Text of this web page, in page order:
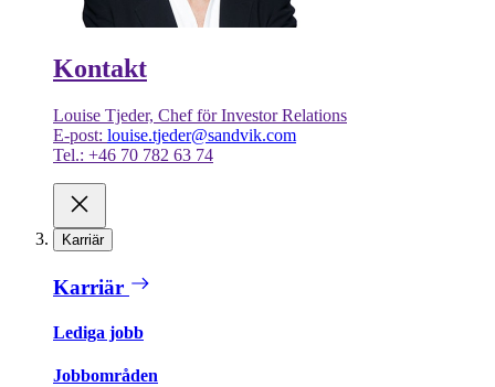
Kontakt
Louise Tjeder, Chef för Investor Relations
E-post: louise.tjeder@sandvik.com
Tel.: +46 70 782 63 74
Karriär
Karriär
Lediga jobb
Jobbområden